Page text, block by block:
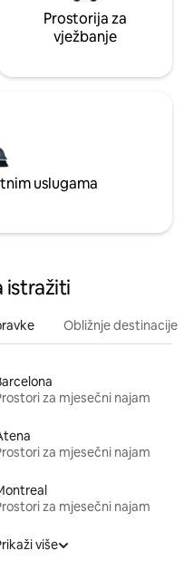
Prostorija za
vježbanje
uslugama
istražiti
Obližnje destinacije
za mjesečni najam
za mjesečni najam
za mjesečni najam
više